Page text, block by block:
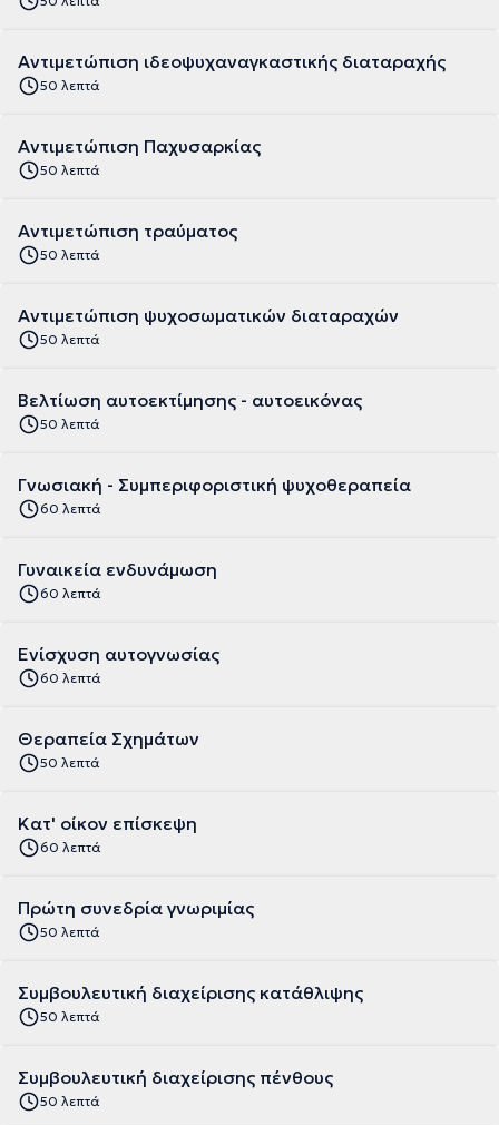
Αντιμετώπιση ιδεοψυχαναγκαστικής διαταραχής
50 λεπτά
Αντιμετώπιση Παχυσαρκίας
50 λεπτά
Αντιμετώπιση τραύματος
50 λεπτά
Αντιμετώπιση ψυχοσωματικών διαταραχών
50 λεπτά
Βελτίωση αυτοεκτίμησης - αυτοεικόνας
50 λεπτά
Γνωσιακή - Συμπεριφοριστική ψυχοθεραπεία
60 λεπτά
Γυναικεία ενδυνάμωση
60 λεπτά
Ενίσχυση αυτογνωσίας
60 λεπτά
Θεραπεία Σχημάτων
50 λεπτά
Κατ' οίκον επίσκεψη
60 λεπτά
Πρώτη συνεδρία γνωριμίας
50 λεπτά
Συμβουλευτική διαχείρισης κατάθλιψης
50 λεπτά
Συμβουλευτική διαχείρισης πένθους
50 λεπτά